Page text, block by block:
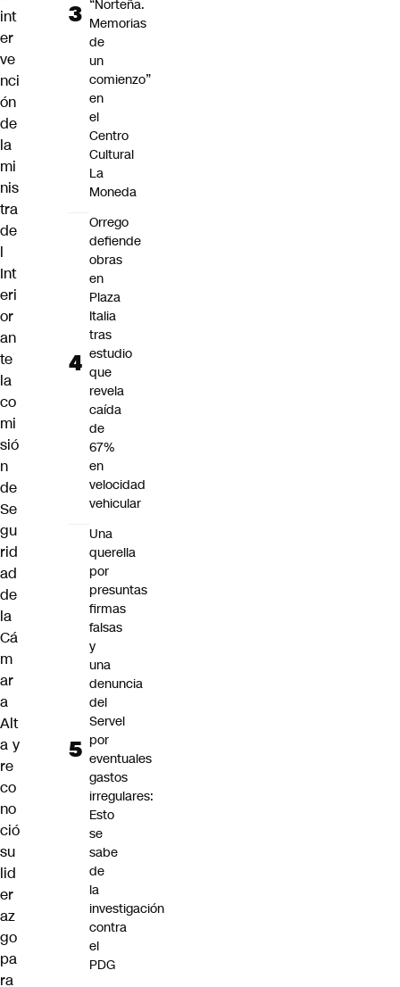
int
er
ve
nci
ón
de
la
mi
nis
tra
de
l
Int
eri
or
an
te
la
co
mi
sió
n
de
Se
gu
rid
ad
de
la
Cá
m
ar
a
Alt
a y
re
co
no
ció
su
lid
er
az
go
pa
ra
“Norteña.
Memorias
de
un
comienzo”
en
el
Centro
Cultural
La
Moneda
Orrego
defiende
obras
en
Plaza
Italia
tras
estudio
que
revela
caída
de
67%
en
velocidad
vehicular
Una
querella
por
presuntas
firmas
falsas
y
una
denuncia
del
Servel
por
eventuales
gastos
irregulares:
Esto
se
sabe
de
la
investigación
contra
el
PDG